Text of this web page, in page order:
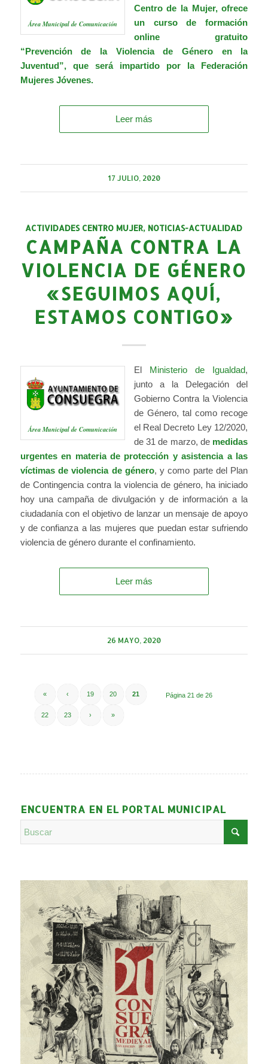
Área Municipal de Comunicación
Centro de la Mujer, ofrece
un curso de formación
online gratuito
“Prevención de la Violencia de Género en la
Juventud”, que será impartido por la Federación
Mujeres Jóvenes.
Leer más
17 JULIO, 2020
ACTIVIDADES CENTRO MUJER, NOTICIAS-ACTUALIDAD
CAMPAÑA CONTRA LA
VIOLENCIA DE GÉNERO
«SEGUIMOS AQUÍ,
ESTAMOS CONTIGO»
Área Municipal de Comunicación
El Ministerio de Igualdad,
junto a la Delegación del
Gobierno Contra la Violencia
de Género, tal como recoge
el Real Decreto Ley 12/2020,
de 31 de marzo, de medidas
urgentes en materia de protección y asistencia a las
víctimas de violencia de género, y como parte del Plan
de Contingencia contra la violencia de género, ha iniciado
hoy una campaña de divulgación y de información a la
ciudadanía con el objetivo de lanzar un mensaje de apoyo
y de confianza a las mujeres que puedan estar sufriendo
violencia de género durante el confinamiento.
Leer más
26 MAYO, 2020
Página 21 de 26
« ‹ 19 20 21
22 23 › »
ENCUENTRA EN EL PORTAL MUNICIPAL